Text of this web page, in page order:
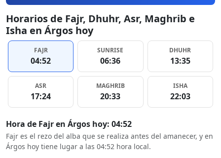
Horarios de Fajr, Dhuhr, Asr, Maghrib e
Isha en Árgos hoy
FAJR
04:52
SUNRISE
06:36
DHUHR
13:35
ASR
17:24
MAGHRIB
20:33
ISHA
22:03
Hora de Fajr en Árgos hoy: 04:52
Fajr es el rezo del alba que se realiza antes del amanecer, y en
Árgos hoy tiene lugar a las 04:52 hora local.